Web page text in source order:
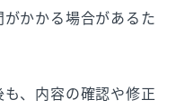
かかる場合があるた
、内容の確認や修正